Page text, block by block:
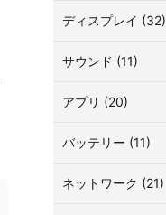
ディスプレイ (32)
サウンド (11)
アプリ (20)
バッテリー (11)
ネットワーク (21)